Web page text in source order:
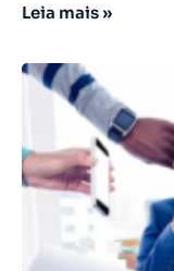
Leia mais »